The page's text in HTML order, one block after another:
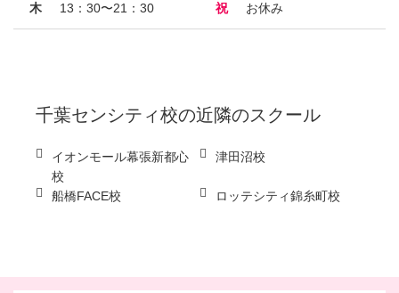
木 13：30〜21：30 祝 お休み
千葉センシティ校の近隣のスクール
イオンモール幕張新都心
校
津田沼校
船橋FACE校 ロッテシティ錦糸町校